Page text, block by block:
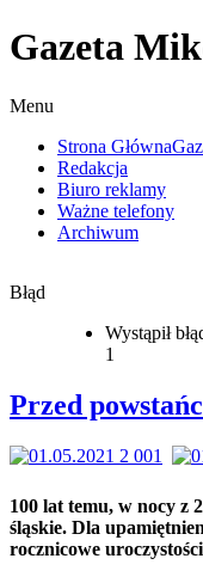
Gazeta
Menu
Strona Główna
Redakcja
Biuro reklamy
Ważne telefony
Archiwum
Błąd
Wystąpił
1
Przed
100 lat temu, w nocy z
śląskie. Dla
rocznicowe